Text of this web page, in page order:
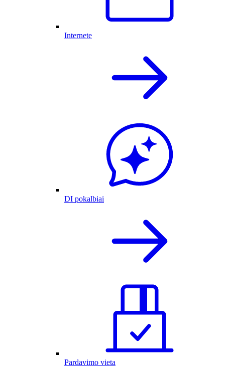
Internete
DI pokalbiai
Pardavimo vieta